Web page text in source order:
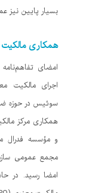
بسیار پایین نیز
همکاری
امضای
اجرای مالکیت
سوئیس در حوزه
همکاری مرکز
و مؤسسه فدرال
مجمع عمومی
امضا رسید. در